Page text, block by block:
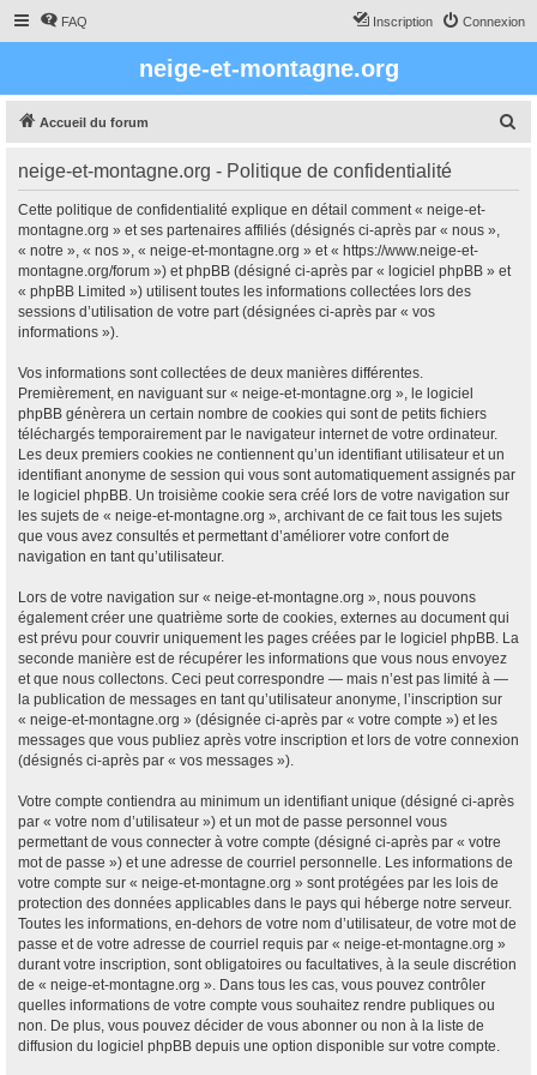
FAQ Connexion
Inscription
neige-et-montagne.org
Accueil du forum
neige-et-montagne.org - Politique de confidentialité
Cette politique de confidentialité explique en détail comment « neige-et-
montagne.org » et ses partenaires affiliés (désignés ci-après par « nous »,
« notre », « nos », « neige-et-montagne.org » et « https://www.neige-et-
montagne.org/forum ») et phpBB (désigné ci-après par « logiciel phpBB » et
« phpBB Limited ») utilisent toutes les informations collectées lors des
sessions d’utilisation de votre part (désignées ci-après par « vos
informations »).
Vos informations sont collectées de deux manières différentes.
Premièrement, en naviguant sur « neige-et-montagne.org », le logiciel
phpBB génèrera un certain nombre de cookies qui sont de petits fichiers
téléchargés temporairement par le navigateur internet de votre ordinateur.
Les deux premiers cookies ne contiennent qu’un identifiant utilisateur et un
identifiant anonyme de session qui vous sont automatiquement assignés par
le logiciel phpBB. Un troisième cookie sera créé lors de votre navigation sur
les sujets de « neige-et-montagne.org », archivant de ce fait tous les sujets
que vous avez consultés et permettant d’améliorer votre confort de
navigation en tant qu’utilisateur.
Lors de votre navigation sur « neige-et-montagne.org », nous pouvons
également créer une quatrième sorte de cookies, externes au document qui
est prévu pour couvrir uniquement les pages créées par le logiciel phpBB. La
seconde manière est de récupérer les informations que vous nous envoyez
et que nous collectons. Ceci peut correspondre — mais n’est pas limité à —
la publication de messages en tant qu’utilisateur anonyme, l’inscription sur
« neige-et-montagne.org » (désignée ci-après par « votre compte ») et les
messages que vous publiez après votre inscription et lors de votre connexion
(désignés ci-après par « vos messages »).
Votre compte contiendra au minimum un identifiant unique (désigné ci-après
par « votre nom d’utilisateur ») et un mot de passe personnel vous
permettant de vous connecter à votre compte (désigné ci-après par « votre
mot de passe ») et une adresse de courriel personnelle. Les informations de
votre compte sur « neige-et-montagne.org » sont protégées par les lois de
protection des données applicables dans le pays qui héberge notre serveur.
Toutes les informations, en-dehors de votre nom d’utilisateur, de votre mot de
passe et de votre adresse de courriel requis par « neige-et-montagne.org »
durant votre inscription, sont obligatoires ou facultatives, à la seule discrétion
de « neige-et-montagne.org ». Dans tous les cas, vous pouvez contrôler
quelles informations de votre compte vous souhaitez rendre publiques ou
non. De plus, vous pouvez décider de vous abonner ou non à la liste de
diffusion du logiciel phpBB depuis une option disponible sur votre compte.